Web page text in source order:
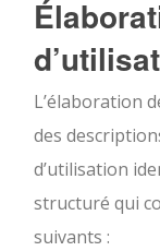
L’élaboration
des
d’utilisation
structuré qui
suivants :